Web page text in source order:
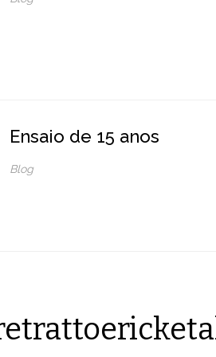
Ensaio de 15 anos
Blog